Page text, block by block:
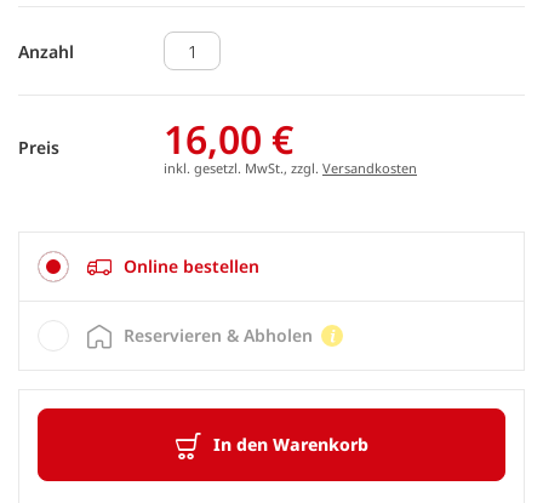
Anzahl
Preis 16,00 €
inkl. gesetzl. MwSt., zzgl. Versandkosten
Online bestellen
In den Warenkorb
Reservieren & Abholen